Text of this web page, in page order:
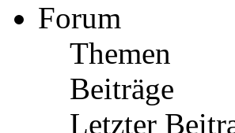
Forum
Themen
Beiträge
Letzter